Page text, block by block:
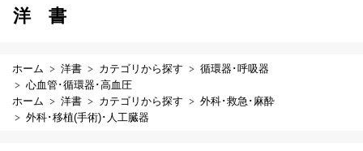
洋書
ホーム 洋書 カテゴリから探す
循環器･呼吸器
心血管･循環器･高血圧
ホーム
洋書 カテゴリから探す
外科･救急･麻酔
外科･移植(手術)･人工臓器